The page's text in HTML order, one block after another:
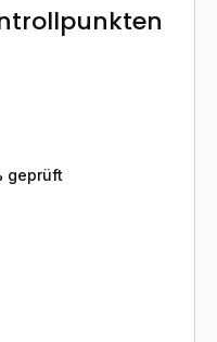
geprüft